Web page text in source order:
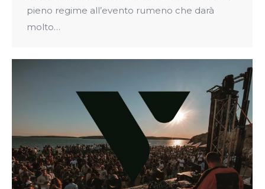
pieno regime all’evento rumeno che darà
molto…